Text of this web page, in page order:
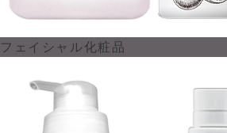
フェイシャル化粧品